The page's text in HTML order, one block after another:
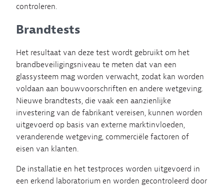
controleren.
Brandtests
Het resultaat van deze test wordt gebruikt om het
brandbeveiligingsniveau te meten dat van een
glassysteem mag worden verwacht, zodat kan worden
voldaan aan bouwvoorschriften en andere wetgeving.
Nieuwe brandtests, die vaak een aanzienlijke
investering van de fabrikant vereisen, kunnen worden
uitgevoerd op basis van externe marktinvloeden,
veranderende wetgeving, commerciële factoren of
eisen van klanten.
De installatie en het testproces worden uitgevoerd in
een erkend laboratorium en worden gecontroleerd door